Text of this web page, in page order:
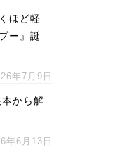
ほど軽
ー』誕
年7月9日
本から解
年6月13日